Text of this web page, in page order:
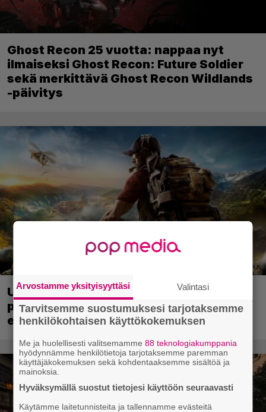
Ghost Recon 25 vuotta: nappaa nyt
ilmaiseksi Ghost Recon: Future Soldier
sekä merkittävä Ghost Recon Wildlands
-päivitys
Ubisoft vahvisti uuden Ghost Recon -
pelin – kutsuu pelaajat mukaan
ennakkotestiin
Arvostamme yksityisyyttäsi Valintasi
Tarvitsemme suostumuksesi tarjotaksemme
henkilökohtaisen käyttökokemuksen
Me ja huolellisesti valitsemamme88 teknologiakumppania
hyödynnämme henkilötietoja tarjotaksemme paremman
käyttäjäkokemuksen sekä kohdentaaksemme sisältöä ja
mainoksia.
Hyväksymällä suostut tietojesi käyttöön seuraavasti
Käytämme laitetunnisteita ja tallennamme evästeitä